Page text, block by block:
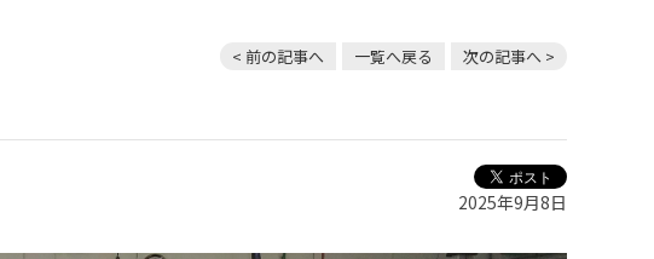
< 前の記事へ 一覧へ戻る 次の記事へ >
2025年9月8日